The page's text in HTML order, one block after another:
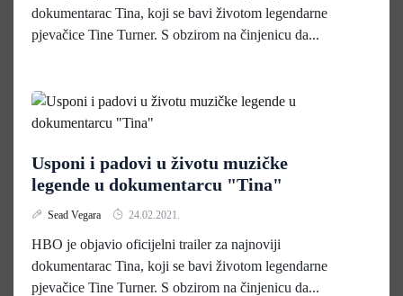
dokumentarac Tina, koji se bavi životom legendarne
pjevačice Tine Turner. S obzirom na činjenicu da...
Usponi i padovi u životu muzičke
legende u dokumentarcu "Tina"
Sead Vegara 24.02.2021.
HBO je objavio oficijelni trailer za najnoviji
dokumentarac Tina, koji se bavi životom legendarne
pjevačice Tine Turner. S obzirom na činjenicu da...